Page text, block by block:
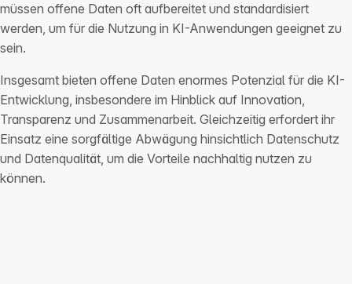
müssen offene Daten oft aufbereitet und standardisiert
werden, um für die Nutzung in KI-Anwendungen geeignet zu
sein.
Insgesamt bieten offene Daten enormes Potenzial für die KI-
Entwicklung, insbesondere im Hinblick auf Innovation,
Transparenz und Zusammenarbeit. Gleichzeitig erfordert ihr
Einsatz eine sorgfältige Abwägung hinsichtlich Datenschutz
und Datenqualität, um die Vorteile nachhaltig nutzen zu
können.